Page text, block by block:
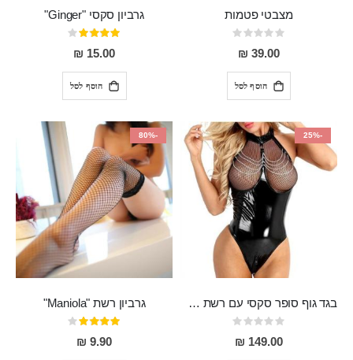
מצבטי פטמות
Rating:
0%
39.00 ₪
הוסף לסל
גרביון סקסי "Ginger"
דירוג:
80%
15.00 ₪
הוסף לסל
-25%
בגד גוף סופר סקסי עם רשת שקופה בחזה ושרשרות מלמעלה וריצרץ מלמטה Pan במפשעה
Rating:
0%
149.00 ₪
-80%
גרביון רשת "Maniola"
דירוג:
80%
9.90 ₪